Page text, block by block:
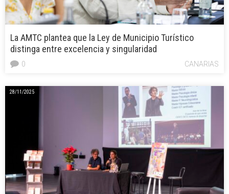
La AMTC plantea que la Ley de Municipio Turístico
distinga entre excelencia y singularidad
CANARIAS
0
28/11/2025